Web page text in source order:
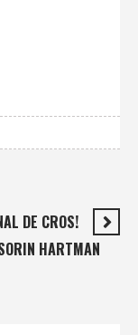
DE CROS!
HARTMAN